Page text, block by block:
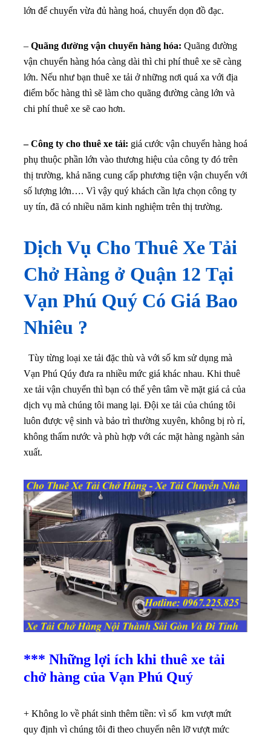
lớn để chuyển vừa đủ hàng hoá, chuyển dọn đồ đạc.
– Quãng đường vận chuyển hàng hóa: Quãng đường
vận chuyển hàng hóa càng dài thì chi phí thuê xe sẽ càng
lớn. Nếu như bạn thuê xe tải ở những nơi quá xa với địa
điểm bốc hàng thì sẽ làm cho quãng đường càng lớn và
chi phí thuê xe sẽ cao hơn.
– Công ty cho thuê xe tải: giá cước vận chuyển hàng hoá
phụ thuộc phần lớn vào thương hiệu của công ty đó trên
thị trường, khả năng cung cấp phương tiện vận chuyển với
số lượng lớn…. Vì vậy quý khách cần lựa chọn công ty
uy tín, đã có nhiều năm kinh nghiệm trên thị trường.
Dịch Vụ Cho Thuê Xe Tải
Chở Hàng ở Quận 12 Tại
Vạn Phú Quý Có Giá Bao
Nhiêu ?
Tùy từng loại xe tải đặc thù và với số km sử dụng mà
Vạn Phú Qúy đưa ra nhiều mức giá khác nhau. Khi thuê
xe tải vận chuyển thì bạn có thể yên tâm về mặt giá cả của
dịch vụ mà chúng tôi mang lại. Đội xe tải của chúng tôi
luôn được vệ sinh và bảo trì thường xuyên, không bị rò rỉ,
không thấm nước và phù hợp với các mặt hàng ngành sản
xuất.
*** Những lợi ích khi thuê xe tải
chở hàng của Vạn Phú Quý
+ Không lo về phát sinh thêm tiền: vì số km vượt mứt
quy định vì chúng tôi đi theo chuyến nên lỡ vượt mức